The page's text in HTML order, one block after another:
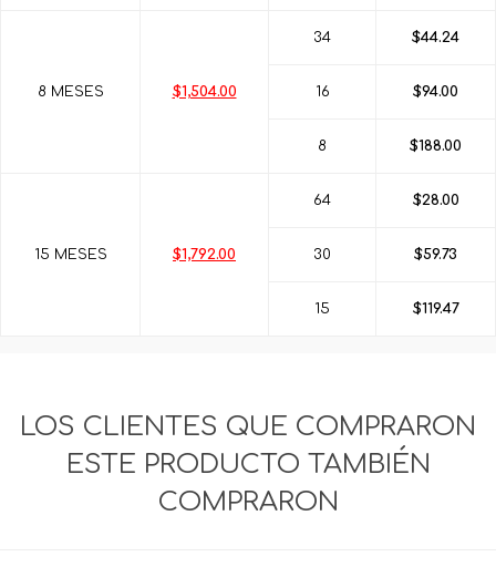
8 MESES $1,504.00
34 $44.24
16 $94.00
8 $188.00
15 MESES $1,792.00
64 $28.00
30 $59.73
15 $119.47
LOS CLIENTES QUE COMPRARON
ESTE PRODUCTO TAMBIÉN
COMPRARON